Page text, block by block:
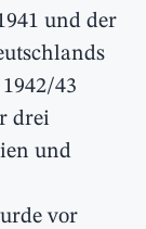
und der
43
drei
und
vor